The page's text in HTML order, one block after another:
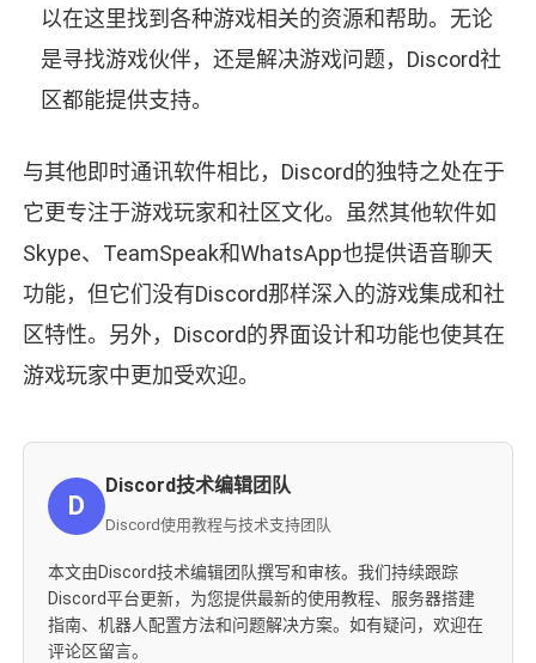
以在这里找到各种游戏相关的资源和帮助。无论
是寻找游戏伙伴，还是解决游戏问题，Discord社
区都能提供支持。
与其他即时通讯软件相比，Discord的独特之处在于
它更专注于游戏玩家和社区文化。虽然其他软件如
Skype、TeamSpeak和WhatsApp也提供语音聊天
功能，但它们没有Discord那样深入的游戏集成和社
区特性。另外，Discord的界面设计和功能也使其在
游戏玩家中更加受欢迎。
D
Discord技术编辑团队
Discord使用教程与技术支持团队
本文由Discord技术编辑团队撰写和审核。我们持续跟踪
Discord平台更新，为您提供最新的使用教程、服务器搭建
指南、机器人配置方法和问题解决方案。如有疑问，欢迎在
评论区留言。